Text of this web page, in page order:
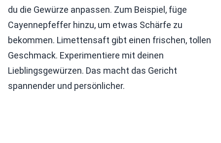
du die Gewürze anpassen. Zum Beispiel, füge
Cayennepfeffer hinzu, um etwas Schärfe zu
bekommen. Limettensaft gibt einen frischen, tollen
Geschmack. Experimentiere mit deinen
Lieblingsgewürzen. Das macht das Gericht
spannender und persönlicher.